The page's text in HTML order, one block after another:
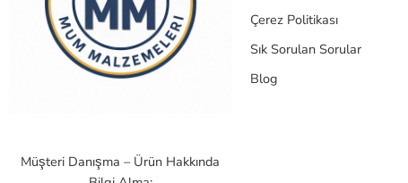
Müşteri Danışma – Ürün Hakkında
Çerez Politikası
Sık Sorulan Sorular
Blog